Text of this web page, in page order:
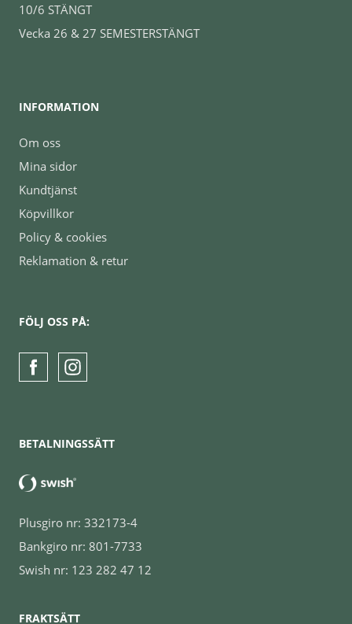
10/6 STÄNGT
Vecka 26 & 27 SEMESTERSTÄNGT
INFORMATION
Om oss
Mina sidor
Kundtjänst
Köpvillkor
Policy & cookies
Reklamation & retur
FÖLJ OSS PÅ:
BETALNINGSSÄTT
Plusgiro nr: 332173-4
Bankgiro nr: 801-7733
Swish nr: 123 282 47 12
FRAKTSÄTT